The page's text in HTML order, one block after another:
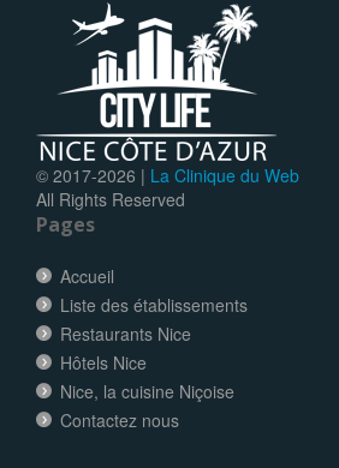
© 2017-2026 | La Clinique du Web
All Rights Reserved
Pages
Accueil
Liste des établissements
Restaurants Nice
Hôtels Nice
Nice, la cuisine Niçoise
Contactez nous